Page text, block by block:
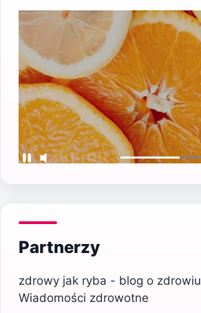
Partnerzy
zdrowy jak ryba - blog o zdrowiu
Wiadomości zdrowotne